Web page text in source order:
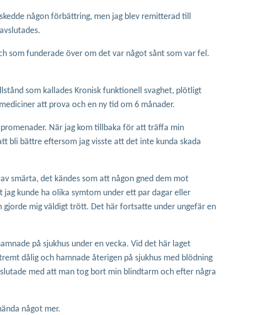
någon förbättring, men jag blev remitterad till
som funderade över om det var något sånt som var fel.
som kallades Kronisk funktionell svaghet, plötligt
att prova och en ny tid om 6 månader.
När jag kom tillbaka för att träffa min
bli bättre eftersom jag visste att det inte kunda skada
smärta, det kändes som att någon gned dem mot
kunde ha olika symtom under ett par dagar eller
gjorde mig väldigt trött. Det här fortsatte under ungefär en
på sjukhus under en vecka. Vid det här laget
dålig och hamnade återigen på sjukhus med blödning
med att man tog bort min blindtarm och efter några
något mer.